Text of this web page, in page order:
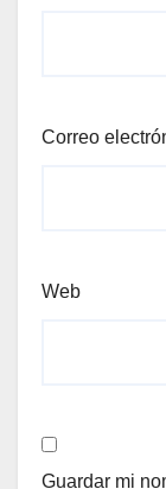
Correo
Web
Guardar mi